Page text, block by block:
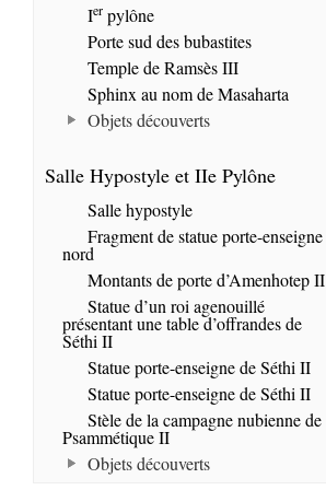
Ier pylône
Porte sud des bubastites
Temple de Ramsès III
Sphinx au nom de Masaharta
Objets découverts
Salle Hypostyle et IIe Pylône
Salle hypostyle
Fragment de statue porte-enseigne
nord
Montants de porte d’Amenhotep II
Statue d’un roi agenouillé
présentant une table d’offrandes de
Séthi II
Statue porte-enseigne de Séthi II
Statue porte-enseigne de Séthi II
Stèle de la campagne nubienne de
Psammétique II
Objets découverts